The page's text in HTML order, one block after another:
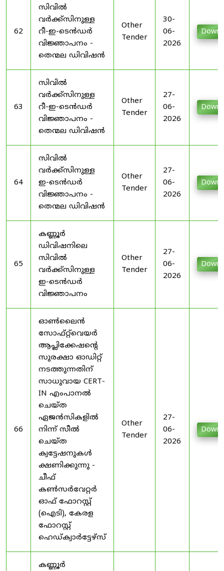
62
സിവിൽ
വർക്ക്സിനുള്ള
റീ-ഇ-ടെൻഡർ
വിജ്ഞാപനം -
തെന്മല ഡിവിഷൻ
Other
Tender
30-
06-
2026
63
സിവിൽ
വർക്ക്സിനുള്ള
റീ-ഇ-ടെൻഡർ
വിജ്ഞാപനം -
തെന്മല ഡിവിഷൻ
Other
Tender
27-
06-
2026
64
സിവിൽ
വർക്ക്സിനുള്ള
ഇ-ടെൻഡർ
വിജ്ഞാപനം -
തെന്മല ഡിവിഷൻ
Other
Tender
27-
06-
2026
65
കണ്ണൂർ
ഡിവിഷനിലെ
സിവിൽ
വർക്ക്സിനുള്ള
ഇ-ടെൻഡർ
വിജ്ഞാപനം
Other
Tender
27-
06-
2026
66
ഓൺലൈൻ
സോഫ്റ്റ്‌വെയർ
ആപ്ലിക്കേഷന്റെ
സുരക്ഷാ ഓഡിറ്റ്
നടത്തുന്നതിന്
സാധുവായ CERT-
IN എംപാനൽ
ചെയ്ത
ഏജൻസികളിൽ
നിന്ന് സീൽ
ചെയ്ത
ക്വട്ടേഷനുകൾ
ക്ഷണിക്കുന്നു -
ചീഫ്
കൺസർവേറ്റർ
ഓഫ് ഫോറസ്റ്റ്
(ഐടി), കേരള
ഫോറസ്റ്റ്
ഹെഡ്ക്വാർട്ടേഴ്സ്
Other
Tender
27-
06-
2026
കണ്ണൂർ